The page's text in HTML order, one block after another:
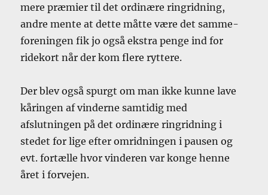
mere præmier til det ordinære ringridning,
andre mente at dette måtte være det samme-
foreningen fik jo også ekstra penge ind for
ridekort når der kom flere ryttere.
Der blev også spurgt om man ikke kunne lave
kåringen af vinderne samtidig med
afslutningen på det ordinære ringridning i
stedet for lige efter omridningen i pausen og
evt. fortælle hvor vinderen var konge henne
året i forvejen.